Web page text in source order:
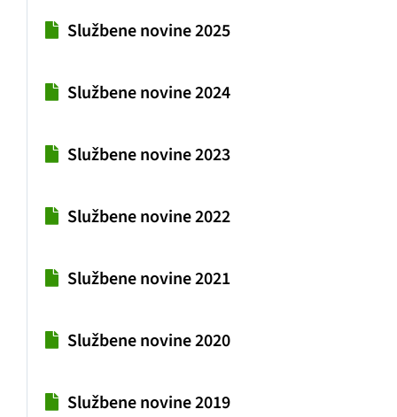
Službene novine 2025
Službene novine 2024
Službene novine 2023
Službene novine 2022
Službene novine 2021
Službene novine 2020
Službene novine 2019